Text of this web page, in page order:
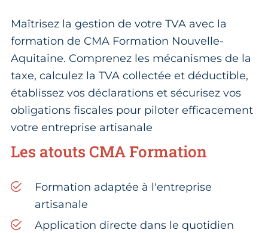
Maîtrisez la gestion de votre TVA avec la
formation de CMA Formation Nouvelle-
Aquitaine. Comprenez les mécanismes de la
taxe, calculez la TVA collectée et déductible,
établissez vos déclarations et sécurisez vos
obligations fiscales pour piloter efficacement
votre entreprise artisanale
Les atouts CMA Formation
Formation adaptée à l'entreprise
artisanale
Application directe dans le quotidien